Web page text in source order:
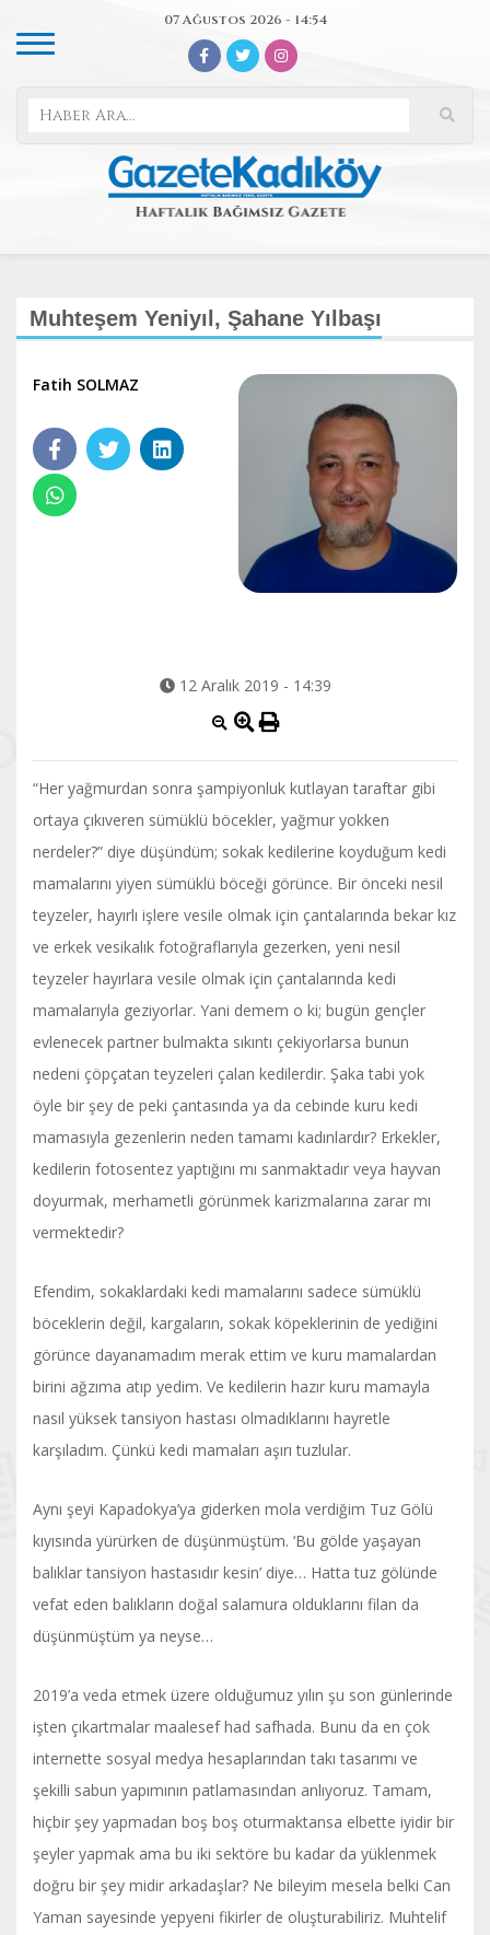
07 Ağustos 2026 - 14:54
Muhteşem Yeniyıl, Şahane Yılbaşı
Fatih SOLMAZ
12 Aralık 2019 - 14:39
“Her yağmurdan sonra şampiyonluk kutlayan taraftar gibi
ortaya çıkıveren sümüklü böcekler, yağmur yokken
nerdeler?” diye düşündüm; sokak kedilerine koyduğum kedi
mamalarını yiyen sümüklü böceği görünce. Bir önceki nesil
teyzeler, hayırlı işlere vesile olmak için çantalarında bekar kız
ve erkek vesikalık fotoğraflarıyla gezerken, yeni nesil
teyzeler hayırlara vesile olmak için çantalarında kedi
mamalarıyla geziyorlar. Yani demem o ki; bugün gençler
evlenecek partner bulmakta sıkıntı çekiyorlarsa bunun
nedeni çöpçatan teyzeleri çalan kedilerdir. Şaka tabi yok
öyle bir şey de peki çantasında ya da cebinde kuru kedi
mamasıyla gezenlerin neden tamamı kadınlardır? Erkekler,
kedilerin fotosentez yaptığını mı sanmaktadır veya hayvan
doyurmak, merhametli görünmek karizmalarına zarar mı
vermektedir?
Efendim, sokaklardaki kedi mamalarını sadece sümüklü
böceklerin değil, kargaların, sokak köpeklerinin de yediğini
görünce dayanamadım merak ettim ve kuru mamalardan
birini ağzıma atıp yedim. Ve kedilerin hazır kuru mamayla
nasıl yüksek tansiyon hastası olmadıklarını hayretle
karşıladım. Çünkü kedi mamaları aşırı tuzlular.
Aynı şeyi Kapadokya’ya giderken mola verdiğim Tuz Gölü
kıyısında yürürken de düşünmüştüm. ‘Bu gölde yaşayan
balıklar tansiyon hastasıdır kesin’ diye… Hatta tuz gölünde
vefat eden balıkların doğal salamura olduklarını filan da
düşünmüştüm ya neyse…
2019’a veda etmek üzere olduğumuz yılın şu son günlerinde
işten çıkartmalar maalesef had safhada. Bunu da en çok
internette sosyal medya hesaplarından takı tasarımı ve
şekilli sabun yapımının patlamasından anlıyoruz. Tamam,
hiçbir şey yapmadan boş boş oturmaktansa elbette iyidir bir
şeyler yapmak ama bu iki sektöre bu kadar da yüklenmek
doğru bir şey midir arkadaşlar? Ne bileyim mesela belki Can
Yaman sayesinde yepyeni fikirler de oluşturabiliriz. Muhtelif